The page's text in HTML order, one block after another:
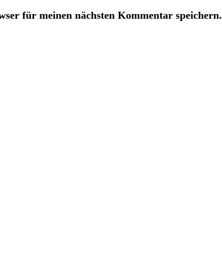
für meinen nächsten Kommentar speichern.